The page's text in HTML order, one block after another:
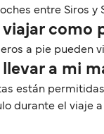
entre Siros y
viajar como
a pie pueden
llevar a mi
están
durante el viaje